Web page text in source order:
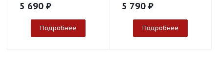
5 690 ₽
Подробнее
5 790 ₽
Подробнее